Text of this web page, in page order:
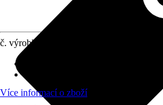
č. výrobku
Více informací o zboží